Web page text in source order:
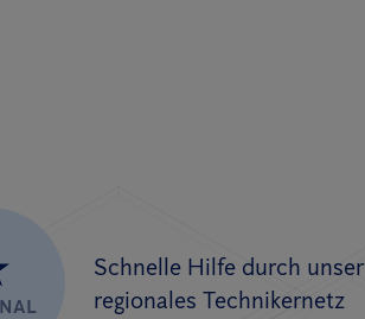
Schnelle Hilfe durch unser
regionales Technikernetz